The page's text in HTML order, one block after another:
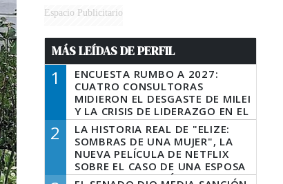
Espacio Publicitario
MÁS LEÍDAS DE PERFIL
1
ENCUESTA RUMBO A 2027:
CUATRO CONSULTORAS
MIDIERON EL DESGASTE DE MILEI
Y LA CRISIS DE LIDERAZGO EN EL
PERONISMO
2
LA HISTORIA REAL DE "ELIZE:
SOMBRAS DE UNA MUJER", LA
NUEVA PELÍCULA DE NETFLIX
SOBRE EL CASO DE UNA ESPOSA
QUE DESCUARTIZÓ A SU